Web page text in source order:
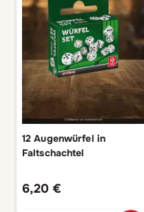
12 Augenwürfel in
Faltschachtel
6,20 €